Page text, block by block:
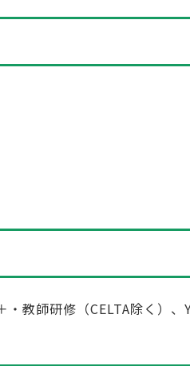
教師研修（CELTA除く）